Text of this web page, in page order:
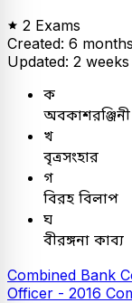
2 Exams
Created: 6
Updated: 2
ক
অবকাশরঞ্জিনী
খ
বৃত্রসংহার
গ
বিরহ বিলাপ
ঘ
বীরঙ্গনা কাব্য
Combined Bank
Officer - 2016